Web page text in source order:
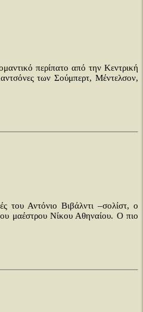
περίπατο από την Κεντρική
των Σούμπερτ, Μέντελσον,
του Αντόνιο Βιβάλντι –σολίστ, ο
μαέστρου Νίκου Αθηναίου. Ο πιο